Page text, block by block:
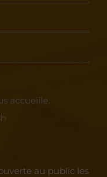
accueille.
au public les